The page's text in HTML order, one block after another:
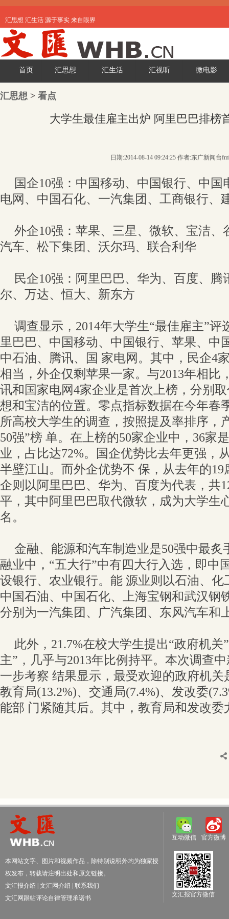
汇思想 汇生活 源于事实 来自眼界
首页 汇思想 汇生活 汇视听 微电影
汇思想 > 看点
大学生最佳雇主出炉 阿里巴巴排榜
日期:2014-08-14 09:24:25 作者:东广新闻台
国企10强：中国移动、中国银行、中
电网、中国石化、一汽集团、工商银行、
外企10强：苹果、三星、微软、宝洁、
汽车、松下集团、沃尔玛、联合利华
民企10强：阿里巴巴、华为、百度、腾
尔、万达、恒大、新东方
调查显示，2014年大学生“最佳雇主”评
里巴巴、中国移动、中国银行、苹果、中
中石油、腾讯、国 家电网。其中，民企4
相当，外企仅剩苹果一家。与2013年相比
讯和国家电网4家企业是首次上榜，分别
想和宝洁的位置。零点指标数据在今年春
所高校大学生的调查，按照提及率排序，
50强”榜 单。在上榜的50家企业中，36家
业，占比达72%。国企优势比去年更强，
半壁江山。而外企优势不 保，从去年的19
企则以阿里巴巴、华为、百度为代表，共
平，其中阿里巴巴取代微软，成为大学生
名。
金融、能源和汽车制造业是50强中最炙
融业中，“五大行”中有四大行入选，即中
设银行、农业银行。能 源业则以石油、
中国石油、中国石化、上海宝钢和武汉钢
分别为一汽集团、广汽集团、东风汽车和
此外，21.7%在校大学生提出“政府机关
主”，几乎与2013年比例持平。本次调查
一步考察 结果显示，最受欢迎的政府机关
教育局(13.2%)、交通局(7.4%)、发改委
能部 门紧随其后。其中，教育局和发改
本网站文字、图片和视频作品，除特别说明外均为独家授
权发布，转载请注明出处和原文链接。
文汇报介绍
文汇网介绍
联系我们
文汇网跟帖评论自律管理承诺书
互动微信 官方微博
文汇报官方微信